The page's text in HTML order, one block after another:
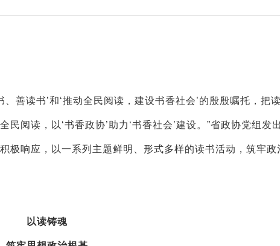
善读书’和‘推动全民阅读，建设书香社会’的殷殷嘱托，把
阅读，以‘书香政协’助力‘书香社会’建设。”省政协党组发
极响应，以一系列主题鲜明、形式多样的读书活动，筑牢政
以读铸魂